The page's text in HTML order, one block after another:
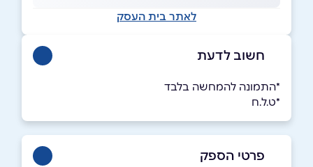
לאתר בית העסק
חשוב לדעת
*התמונה להמחשה בלבד
*ט.ל.ח
פרטי הספק